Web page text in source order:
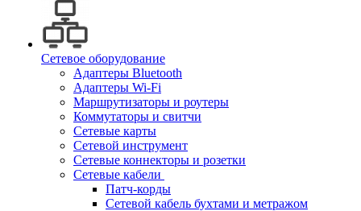
Сетевое оборудование
Адаптеры Bluetooth
Адаптеры Wi-Fi
Маршрутизаторы и роутеры
Коммутаторы и свитчи
Сетевые карты
Сетевой инструмент
Сетевые коннекторы и розетки
Сетевые кабели
Патч-корды
Сетевой кабель бухтами и метражом